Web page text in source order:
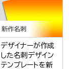
デザイナーが作成
した名刺デザイン
テンプレートを新